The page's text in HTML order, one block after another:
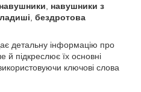
навушники з
бездротова
детальну інформацію про
й підкреслює їх основні
ключові слова